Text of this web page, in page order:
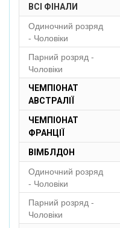
ВСІ ФІНАЛИ
Одиночний розряд
- Чоловіки
Парний розряд -
Чоловіки
ЧЕМПІОНАТ
АВСТРАЛІЇ
ЧЕМПІОНАТ
ФРАНЦІЇ
ВІМБЛДОН
Одиночний розряд
- Чоловіки
Парний розряд -
Чоловіки